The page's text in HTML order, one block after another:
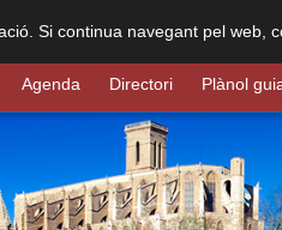
Si continua navegant pel web,
Agenda Directori Plànol